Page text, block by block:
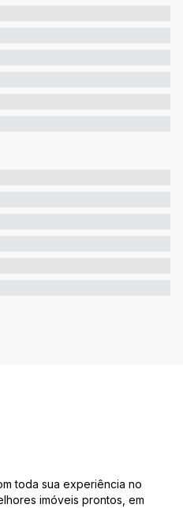
toda sua experiência no
imóveis prontos, em